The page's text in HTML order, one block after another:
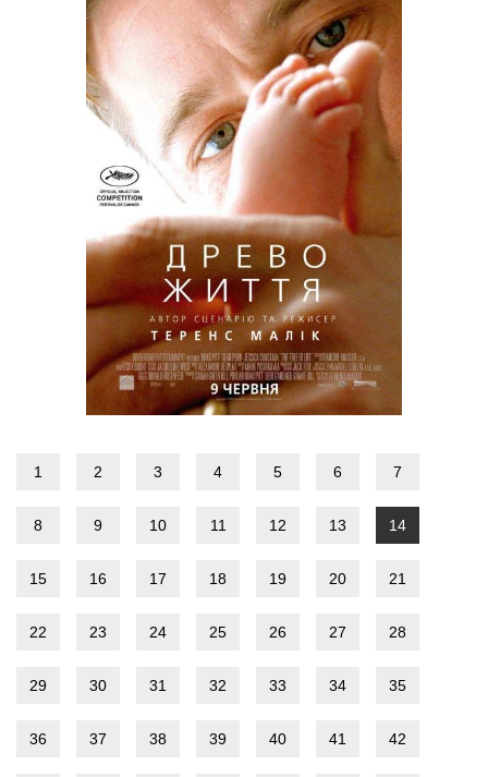
1 2 3 4 5 6 7
8 9 10 11 12 13 14
15 16 17 18 19 20 21
22 23 24 25 26 27 28
29 30 31 32 33 34 35
36 37 38 39 40 41 42